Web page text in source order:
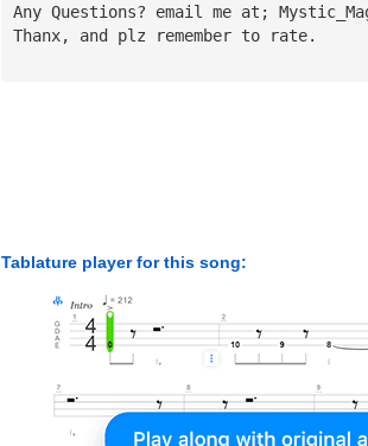
Any Questions? email me at;
Thanx, and plz remember to rate.
Tablature player for this song: